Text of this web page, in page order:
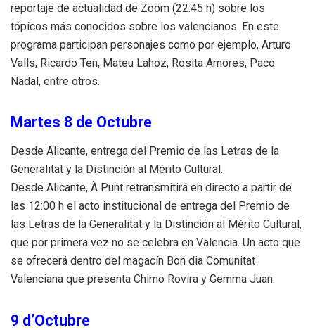
reportaje de actualidad de Zoom (22:45 h) sobre los
tópicos más conocidos sobre los valencianos. En este
programa participan personajes como por ejemplo, Arturo
Valls, Ricardo Ten, Mateu Lahoz, Rosita Amores, Paco
Nadal, entre otros.
Martes 8 de Octubre
Desde Alicante, entrega del Premio de las Letras de la
Generalitat y la Distinción al Mérito Cultural.
Desde Alicante, À Punt retransmitirá en directo a partir de
las 12:00 h el acto institucional de entrega del Premio de
las Letras de la Generalitat y la Distinción al Mérito Cultural,
que por primera vez no se celebra en Valencia. Un acto que
se ofrecerá dentro del magacín Bon dia Comunitat
Valenciana que presenta Chimo Rovira y Gemma Juan.
9 d’Octubre